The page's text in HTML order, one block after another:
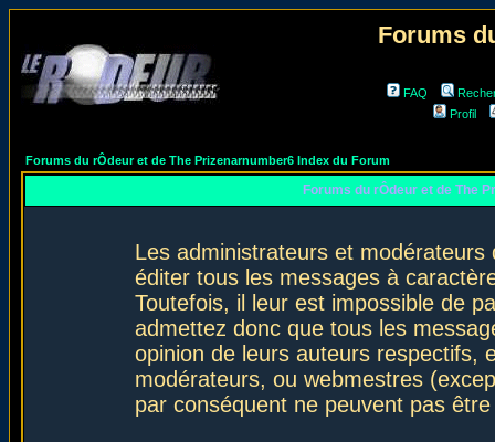
Forums
FAQ
Profil
Forums du rÔdeur et de The Prizenarnumber6 Index du Forum
Forums du rÔdeur et de The
Les administrateurs et
éditer tous les messages à
Toutefois, il leur est impossible de
admettez donc que tous les
opinion de leurs auteurs respectifs,
modérateurs, ou webmestres
par conséquent ne peuvent pas